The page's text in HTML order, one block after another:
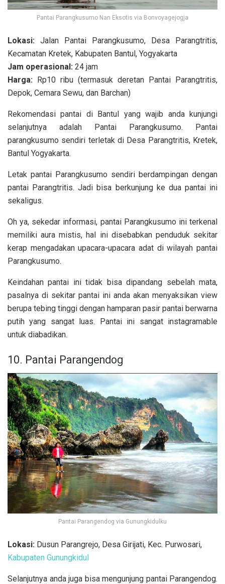
Pantai Parangkusumo Nan Eksotis via Bonvoyagejogja
Lokasi: Jalan Pantai Parangkusumo, Desa Parangtritis,
Kecamatan Kretek, Kabupaten Bantul, Yogyakarta
Jam operasional: 24 jam
Harga:
Rp10 ribu (termasuk deretan Pantai Parangtritis,
Depok, Cemara Sewu, dan Barchan)
Rekomendasi pantai di Bantul yang wajib anda kunjungi
selanjutnya adalah Pantai Parangkusumo. Pantai
parangkusumo sendiri terletak di Desa Parangtritis, Kretek,
Bantul Yogyakarta.
Letak pantai Parangkusumo sendiri berdampingan dengan
pantai Parangtritis. Jadi bisa berkunjung ke dua pantai ini
sekaligus.
Oh ya, sekedar informasi, pantai Parangkusumo ini terkenal
memiliki aura mistis, hal ini disebabkan penduduk sekitar
kerap mengadakan upacara-upacara adat di wilayah pantai
Parangkusumo.
Keindahan pantai ini tidak bisa dipandang sebelah mata,
pasalnya di sekitar pantai ini anda akan menyaksikan view
berupa tebing tinggi dengan hamparan pasir pantai berwarna
putih yang sangat luas. Pantai ini sangat instagramable
untuk diabadikan.
10. Pantai Parangendog
Pantai Parangendog via Gunungkidulku
Lokasi: Dusun Parangrejo, Desa Girijati, Kec. Purwosari,
Kabupaten Gunungkidul
Selanjutnya anda juga bisa mengunjung pantai Parangendog.